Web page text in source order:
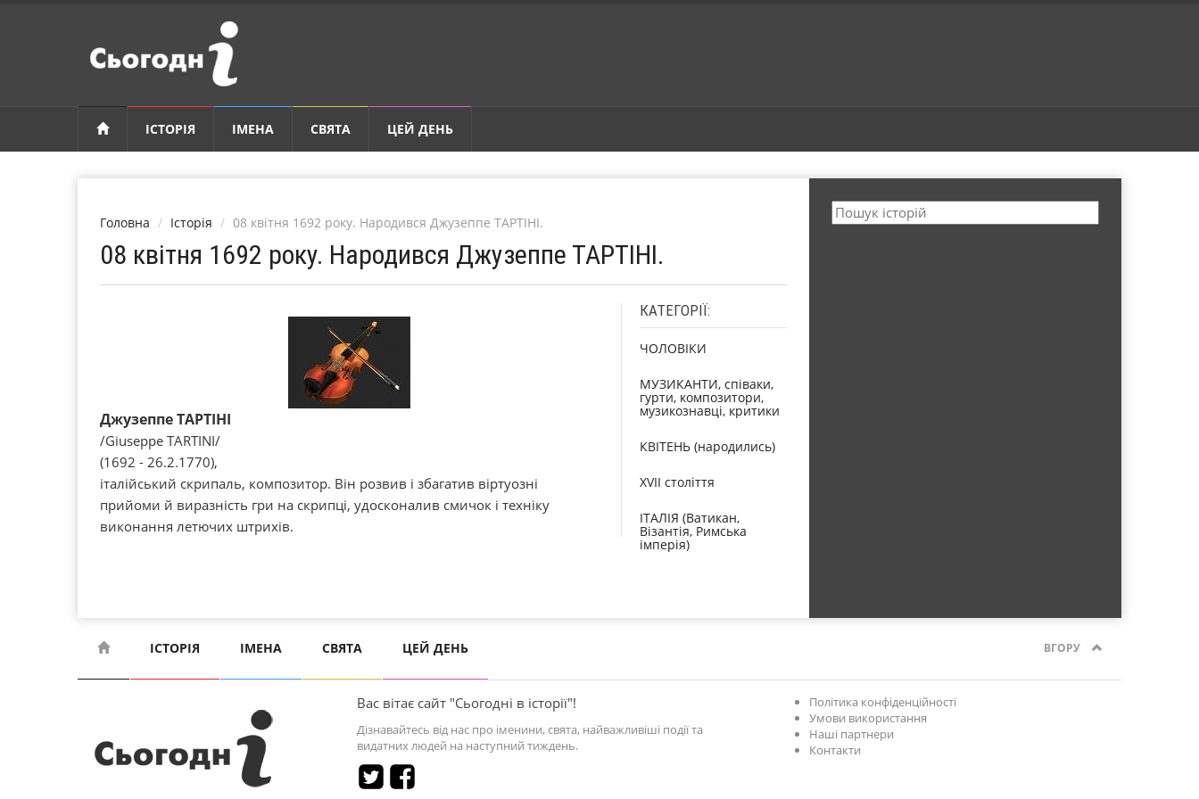
ІСТОРІЯ ІМЕНА СВЯТА ЦЕЙ ДЕНЬ
Головна Історія 08 квітня 1692 року. Народився Джузеппе ТАРТІНІ.
08 квітня 1692 року. Народився Джузеппе ТАРТІНІ.
Джузеппе ТАРТІНІ
/Giuseppe TARTINI/
(1692 - 26.2.1770),
італійський скрипаль, композитор. Він розвив і збагатив віртуозні
прийоми й виразність гри на скрипці, удосконалив смичок і техніку
виконання летючих штрихів.
КАТЕГОРІЇ:
ЧОЛОВІКИ
МУЗИКАНТИ, співаки,
гурти, композитори,
музикознавці, критики
КВІТЕНЬ (народились)
XVII століття
ІТАЛІЯ (Ватикан,
Візантія, Римська
імперія)
ІСТОРІЯ ІМЕНА СВЯТА ЦЕЙ ДЕНЬ ВГОРУ
Вас вітає сайт "Сьогодні в історії"!
Дізнавайтесь від нас про іменини, свята, найважливіші події та
видатних людей на наступний тиждень.
Політика конфіденційності
Умови використання
Наші партнери
Контакти